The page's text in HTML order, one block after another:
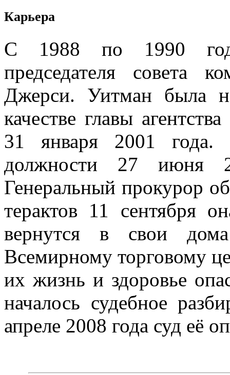
Карьера
С 1988 по 1990 год
председателя совета
Джерси. Уитман была
качестве главы
31 января 2001 года.
должности 27 июня
Генеральный прокурор
терактов 11 сентября
вернутся в свои
Всемирному торговому
их жизнь и здоровье
началось судебное
апреле 2008 года суд её